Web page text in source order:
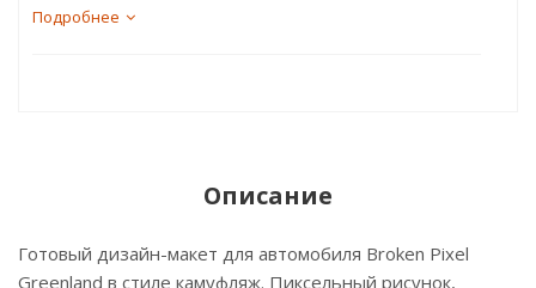
Подробнее
Описание
Готовый дизайн-макет для автомобиля Broken Pixel
Greenland в стиле камуфляж. Пиксельный рисунок,